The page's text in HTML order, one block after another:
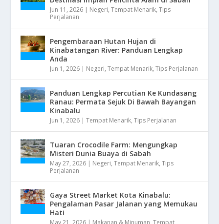
Jun 11, 2026 | Negeri,Tempat Menarik,Tips
Perjalanan
Pengembaraan Hutan Hujan di
Kinabatangan River: Panduan Lengkap
Anda
Jun 1, 2026 | Negeri,Tempat Menarik,Tips Perjalanan
Panduan Lengkap Percutian Ke Kundasang
Ranau: Permata Sejuk Di Bawah Bayangan
Kinabalu
Jun 1, 2026 |Tempat Menarik,Tips Perjalanan
Tuaran Crocodile Farm: Mengungkap
Misteri Dunia Buaya di Sabah
May 27, 2026 | Negeri,Tempat Menarik,Tips
Perjalanan
Gaya Street Market Kota Kinabalu:
Pengalaman Pasar Jalanan yang Memukau
Hati